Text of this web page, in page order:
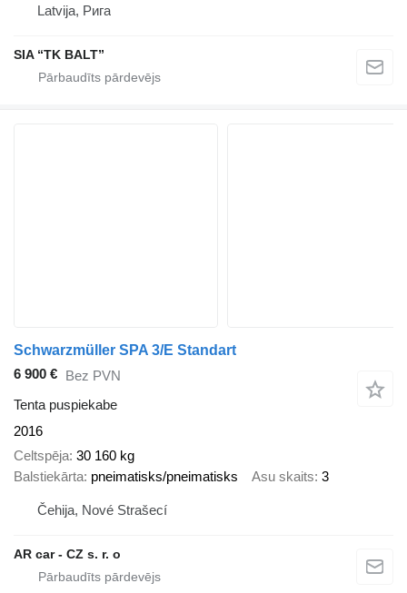
Latvija, Рига
SIA “TK BALT”
Schwarzmüller SPA 3/E Standart
6 900 € Bez PVN
Tenta puspiekabe
2016
Celtspēja 30 160 kg
Balstiekārta pneimatisks/pneimatisks Asu skaits 3
Čehija, Nové Strašecí
AR car - CZ s. r. o